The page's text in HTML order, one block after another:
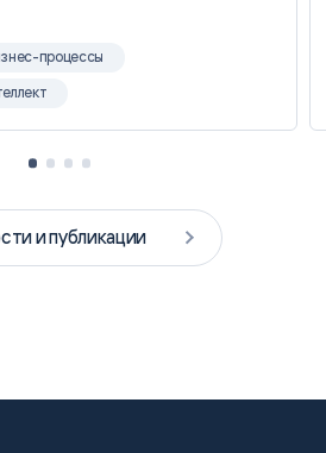
процессы
и публикации